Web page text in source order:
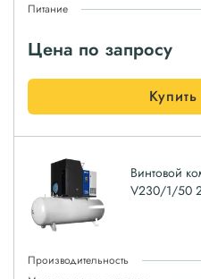
Питание
Цена по запросу
Купить
Винтовой
V230/1/50
Производительность